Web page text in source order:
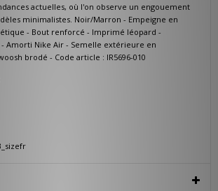
actuelles, où l'on observe un engouement
minimalistes. Noir/Marron - Empeigne en
- Bout renforcé - Imprimé léopard -
Amorti Nike Air - Semelle extérieure en
brodé - Code article : IR5696-010